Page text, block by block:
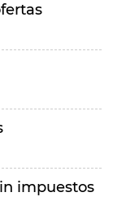
impuestos